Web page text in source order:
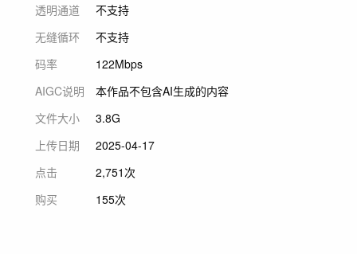
透明通道
不支持
无缝循环
不支持
码率
122Mbps
AIGC说明
本作品不包含AI生成的内容
文件大小
3.8G
上传日期
2025-04-17
点击
2,751次
购买
155次